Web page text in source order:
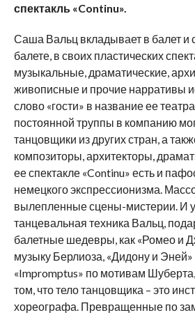
спектакль «Continu».
Саша Вальц вкладывает в балет и
балете, в своих пластических
музыкальные, драматические,
живописные и прочие нарративы
слово «гости» в название ее
постоянной труппы в компанию
танцовщики из других стран, а
композиторы, архитекторы,
ее спектакле «Continu» есть и
немецкого экспрессионизма.
вылепленные сцены-мистерии. И
танцевальная техника Вальц,
балетные шедевры, как «Ромео и
музыку Берлиоза, «Дидону и
«Impromptus» по мотивам
том, что тело танцовщика – это
хореографа. Превращенные по